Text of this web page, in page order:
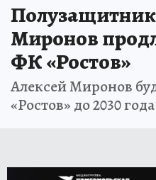
Миронов
ФК «Ростов»
Алексей Миронов
«Ростов» до 2030 года